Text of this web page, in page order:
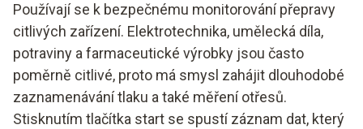
Používají se k bezpečnému monitorování přepravy
citlivých zařízení. Elektrotechnika, umělecká díla,
potraviny a farmaceutické výrobky jsou často
poměrně citlivé, proto má smysl zahájit dlouhodobé
zaznamenávání tlaku a také měření otřesů.
Stisknutím tlačítka start se spustí záznam dat, který